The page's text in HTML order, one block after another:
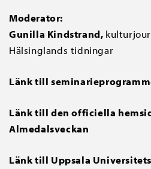
Moderator:
Gunilla Kindstrand,
Hälsinglands tidningar
Länk till
Länk till den officiella
Almedalsveckan
Länk till Uppsala